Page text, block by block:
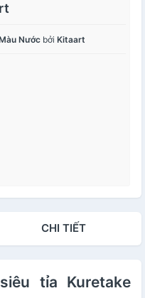
Nước bởi Kitaart
CHI TIẾT
tỉa Kuretake